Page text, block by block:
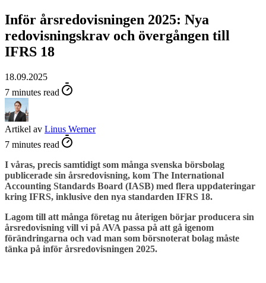
Inför årsredovisningen 2025: Nya
redovisningskrav och övergången till
IFRS 18
18.09.2025
7 minutes read
Artikel av Linus Werner
7 minutes read
I våras, precis samtidigt som många svenska börsbolag
publicerade sin årsredovisning, kom The International
Accounting Standards Board (IASB) med flera uppdateringar
kring IFRS, inklusive den nya standarden IFRS 18.
Lagom till att många företag nu återigen börjar producera sin
årsredovisning vill vi på AVA passa på att gå igenom
förändringarna och vad man som börsnoterat bolag måste
tänka på inför årsredovisningen 2025.